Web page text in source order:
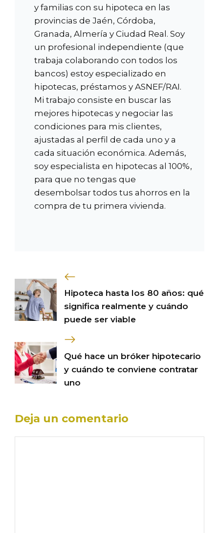
y familias con su hipoteca en las
provincias de Jaén, Córdoba,
Granada, Almería y Ciudad Real. Soy
un profesional independiente (que
trabaja colaborando con todos los
bancos) estoy especializado en
hipotecas, préstamos y ASNEF/RAI.
Mi trabajo consiste en buscar las
mejores hipotecas y negociar las
condiciones para mis clientes,
ajustadas al perfil de cada uno y a
cada situación económica. Además,
soy especialista en hipotecas al 100%,
para que no tengas que
desembolsar todos tus ahorros en la
compra de tu primera vivienda.
Hipoteca hasta los 80 años: qué
significa realmente y cuándo
puede ser viable
Qué hace un bróker hipotecario
y cuándo te conviene contratar
uno
Deja un comentario